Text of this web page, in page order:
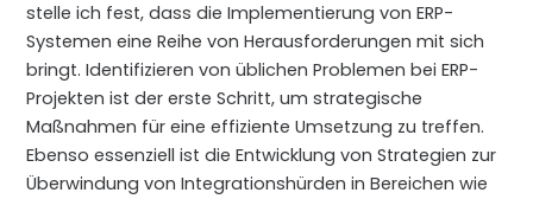
stelle ich fest, dass die Implementierung von ERP-
Systemen eine Reihe von Herausforderungen mit sich
bringt. Identifizieren von üblichen Problemen bei ERP-
Projekten ist der erste Schritt, um strategische
Maßnahmen für eine effiziente Umsetzung zu treffen.
Ebenso essenziell ist die Entwicklung von Strategien zur
Überwindung von Integrationshürden in Bereichen wie